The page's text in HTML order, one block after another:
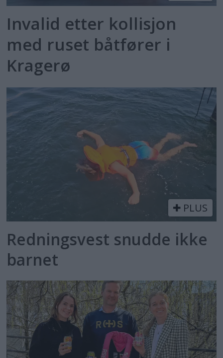
Invalid etter kollisjon
med ruset båtfører i
Kragerø
PLUS
Redningsvest snudde ikke
barnet